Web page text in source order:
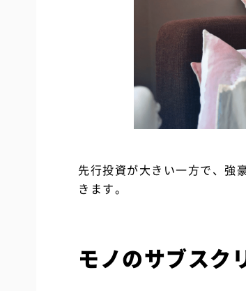
先行投資が大きい一方で、強
きます。
モノのサブスク